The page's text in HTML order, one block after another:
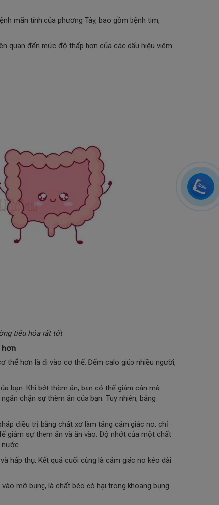
mãn tính của phương Tây, bao gồm bệnh tim,
quan đến mức độ thấp hơn của các dấu hiệu viêm
tiêu hóa rất tốt
hơn
thể hơn là đi vào cơ thể. Đếm calo giúp nhiều người,
bạn. Khi bớt thèm ăn, bạn có thể giảm cân mà
chặn sự thèm ăn của bạn. Tuy nhiên, bằng
điều trị bằng chất xơ làm tăng cảm giác no, chỉ
giảm sự thèm ăn và ăn vào. Độ nhớt của một chất
nước.
hấp thụ. Kết quả cuối cùng là cảm giác no kéo dài
mỡ bụng, là chất béo có hại trong khoang bụng